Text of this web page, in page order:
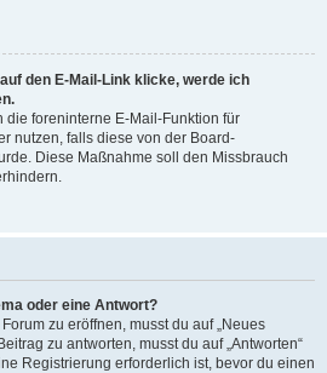
den E-Mail-Link klicke, werde ich
die foreninterne E-Mail-Funktion für
nutzen, falls diese von der Board-
Diese Maßnahme soll den Missbrauch
oder eine Antwort?
zu eröffnen, musst du auf „Neues
zu antworten, musst du auf „Antworten“
Registrierung erforderlich ist, bevor du einen